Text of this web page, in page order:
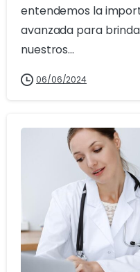
entendemos la
avanzada para
nuestros...
06/06/2024